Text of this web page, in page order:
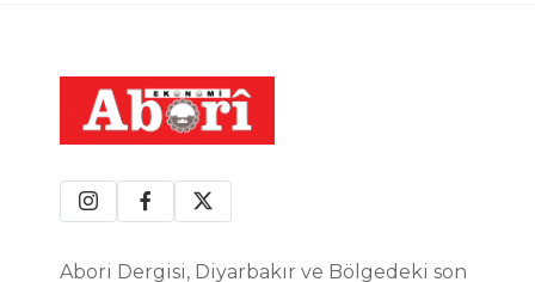
Abori Dergisi, Diyarbakır ve Bölgedeki son